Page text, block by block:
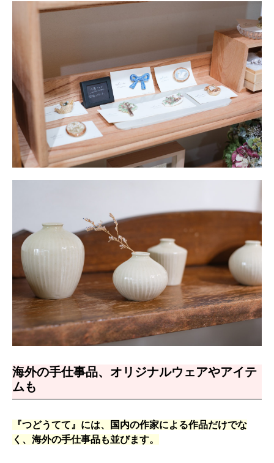
海外の手仕事品、オリジナルウェアやアイテ
ムも
『つどうてて』には、国内の作家による作品だけでな
く、海外の手仕事品も並びます。